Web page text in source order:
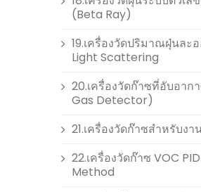
(Beta Ray)
19.เครื่องวัดปริมาณฝุ่นละ
Light Scattering
20.เครื่องวัดก๊าซที่อับอาก
Gas Detector)
21.เครื่องวัดก๊าซสำหรับงา
22.เครื่องวัดก๊าซ VOC PID
Method